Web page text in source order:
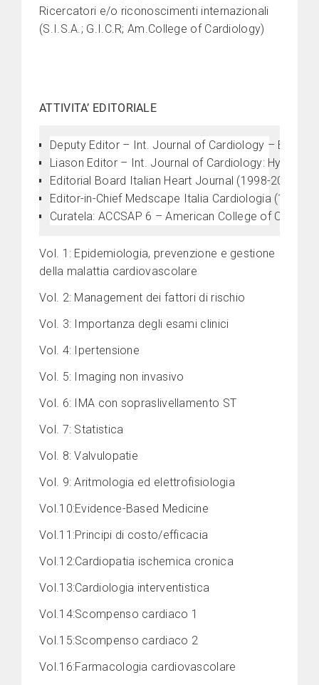
Ricercatori e/o riconoscimenti internazionali
(S.I.S.A.; G.I.C.R; Am.College of Cardiology)
ATTIVITA’ EDITORIALE
Deputy Editor – Int. Journal of Cardiology –
Liason Editor – Int. Journal of Cardiology:
Editorial Board Italian Heart Journal (1998-2000)
Editor-in-Chief Medscape Italia Cardiologia (1999-
Curatela: ACCSAP 6 – American College of
Vol. 1: Epidemiologia, prevenzione e gestione
della malattia cardiovascolare
Vol. 2: Management dei fattori di rischio
Vol. 3: Importanza degli esami clinici
Vol. 4: Ipertensione
Vol. 5: Imaging non invasivo
Vol. 6: IMA con sopraslivellamento ST
Vol. 7: Statistica
Vol. 8: Valvulopatie
Vol. 9: Aritmologia ed elettrofisiologia
Vol.10:Evidence-Based Medicine
Vol.11:Principi di costo/efficacia
Vol.12:Cardiopatia ischemica cronica
Vol.13:Cardiologia interventistica
Vol.14:Scompenso cardiaco 1
Vol.15:Scompenso cardiaco 2
Vol.16:Farmacologia cardiovascolare